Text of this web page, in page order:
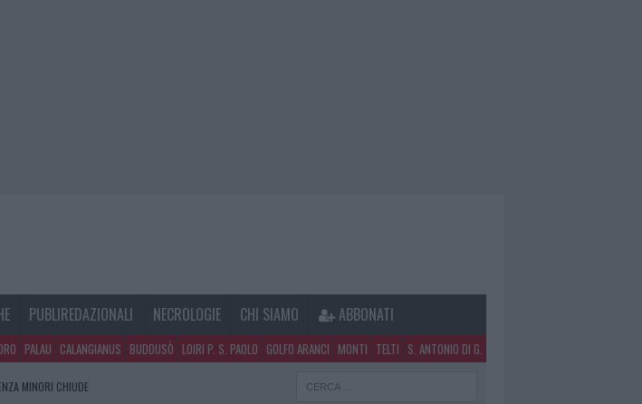
PUBLIREDAZIONALI NECROLOGIE CHI SIAMO ABBONATI
PALAU CALANGIANUS BUDDUSÒ LOIRI P. S. PAOLO GOLFO ARANCI MONTI TELTI S. ANTONIO DI G.
MINORI CHIUDE